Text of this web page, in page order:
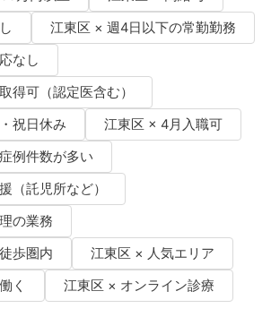
江東区 × 週4日以下の常勤勤務
なし
得可（認定医含む）
祝日休み
江東区 × 4月入職可
例件数が多い
（託児所など）
の業務
歩圏内
江東区 × 人気エリア
く
江東区 × オンライン診療